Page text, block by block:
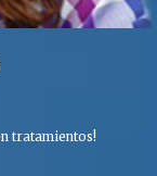
tratamientos!